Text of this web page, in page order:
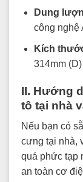
Dung
công nghệ
Kích
314mm
II. Hướng
tô tại nhà
Nếu bạn có
cưng tại nhà,
quá phức tạp
an toàn cơ